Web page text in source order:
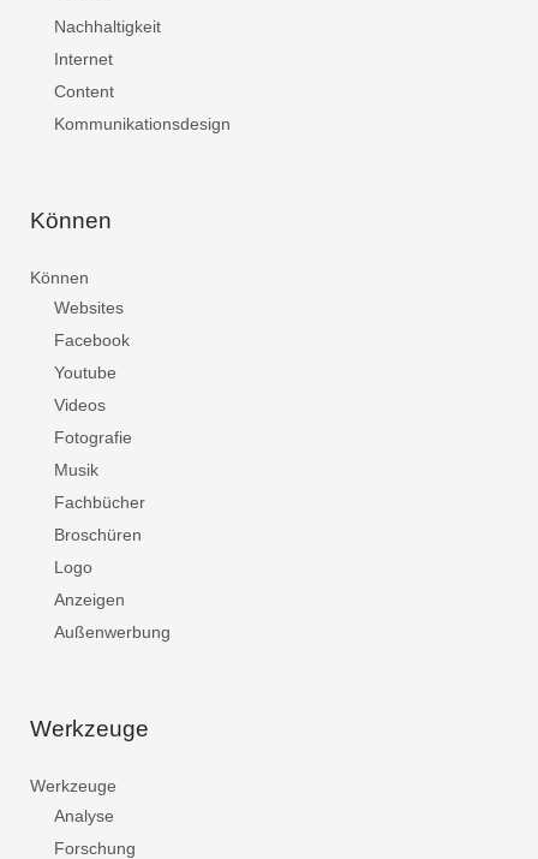
Nachhaltigkeit
Internet
Content
Kommunikationsdesign
Können
Können
Websites
Facebook
Youtube
Videos
Fotografie
Musik
Fachbücher
Broschüren
Logo
Anzeigen
Außenwerbung
Werkzeuge
Werkzeuge
Analyse
Forschung